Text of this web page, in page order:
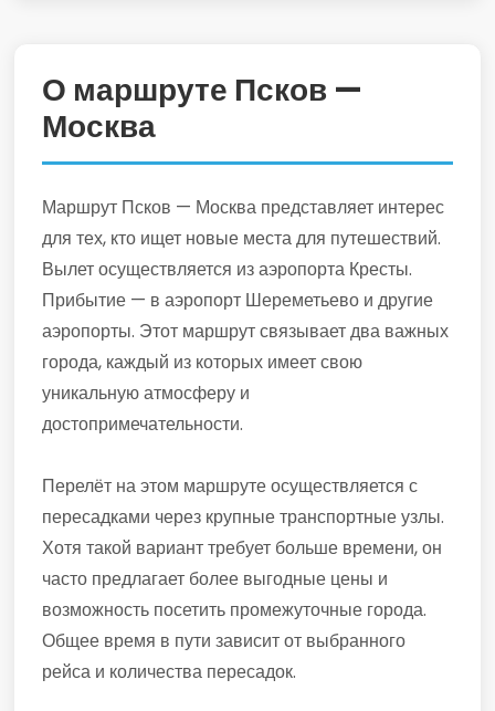
О маршруте Псков —
Москва
Маршрут Псков — Москва представляет интерес
для тех, кто ищет новые места для путешествий.
Вылет осуществляется из аэропорта Кресты.
Прибытие — в аэропорт Шереметьево и другие
аэропорты. Этот маршрут связывает два важных
города, каждый из которых имеет свою
уникальную атмосферу и
достопримечательности.
Перелёт на этом маршруте осуществляется с
пересадками через крупные транспортные узлы.
Хотя такой вариант требует больше времени, он
часто предлагает более выгодные цены и
возможность посетить промежуточные города.
Общее время в пути зависит от выбранного
рейса и количества пересадок.